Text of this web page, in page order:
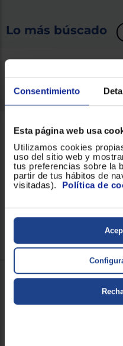
Consentimiento
Esta página web usa
Utilizamos cookies
uso del sitio web y
tus preferencias sobre la
partir de tus hábitos de
visitadas). Política de
Lo más búscado
necesitas para tu
descubre toda la
Unpalomiteroes
especializado en
caliente, sin
microondas.
Funciona con
para microondas.
Cuentan con un
para echar las
Ventajas
Obtenemos unas